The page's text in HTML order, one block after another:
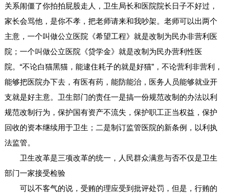
关系闹僵了你拍拍屁股走人，卫生局长和医院院长日子不好过，
家长会骂他，是你不孝，把老师请来和我吵架。老师可以出两个
主意，一个叫做公立医院《希望工程》就是改制为民办非营利医
院；一个叫做公立医院《贷学金》就是改制为民办营利性医
院。“不论白猫黑猫，能逮住耗子的就是好猫”，不论营利非营利，
能够把医院办下去，有医有药，能防能治，医务人员能够就业开
支就是好主意。卫生部门的责任一是搞一份规范改制的办法以利
规范改制行为，保护国有资产不流失，保护职工正当权益，保护
回收的资本继续用于卫生；二是制订监管医院的新条例，以利执
法监管。
卫生改革是三项改革的统一，人民群众满意与否不仅是卫生
部门一家接受检验
可以不客气的说，受贿的理应受到批评处罚，但是，行贿的